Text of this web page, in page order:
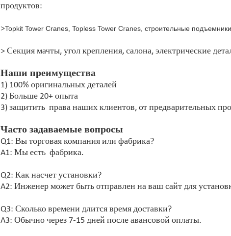
продуктов:
>Topkit Tower Cranes, Topless Tower Cranes, строительные подъемники
> Секция мачты, угол крепления, салона, электрические
Наши преимущества
1) 100% оригинальных деталей
2) Больше 20+ опыта
3) защитить права наших клиентов, от предварительных
Часто задаваемые вопросы
Q1: Вы торговая компания или фабрика?
A1: Мы есть фабрика.
Q2: Как насчет установки?
A2: Инженер может быть отправлен на ваш сайт для
Q3: Сколько времени длится время доставки?
A3: Обычно через 7-15 дней после авансовой оплаты.